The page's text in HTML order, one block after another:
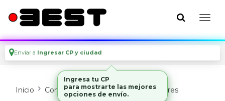
Enviar a Ingresar CP y ciudad
Inicio Componentes De Pc Procesadores
Ingresa tu CP
para mostrarte las mejores
opciones de envío.